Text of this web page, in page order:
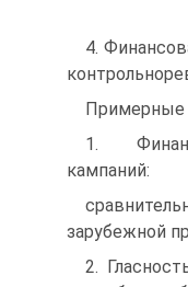
4.
Примерные
1.
кампаний:
зарубежной
2.